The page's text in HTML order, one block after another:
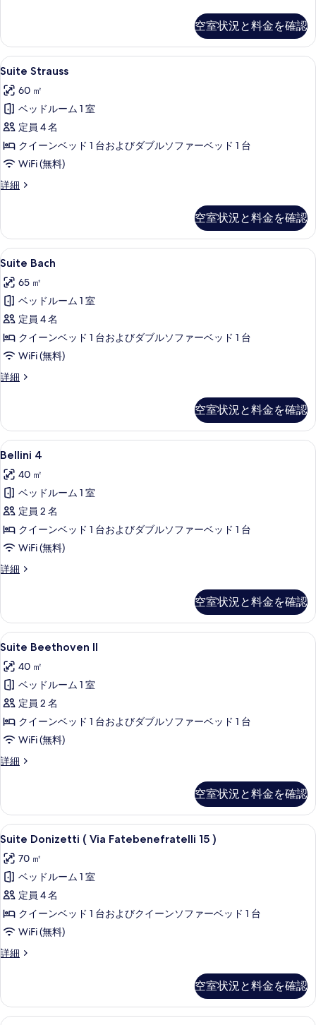
写
真
を
表
示
す
る
II
の
詳
空室状況と料金を確認
Suite
Strauss
の
す
べ
て
の
写
表
示
す
る
Suite Strauss | 高級寝具、ミニバー
6
Suite Strauss
60 ㎡
ベッドルーム 1 室
定員 4 名
クイーンベッド 1 台およびダブルソファーベッド 1 台
WiFi (無料)
詳細
Suite
細
空室状況と料金を確認
Suite
Bach
の
す
べ
て
の
写
表
示
す
る
Suite Bach | 高級寝具、ミニバー、
6
Suite Bach
65 ㎡
ベッドルーム 1 室
定員 4 名
クイーンベッド 1 台およびダブルソファーベッド 1 台
WiFi (無料)
詳細
Suite
細
空室状況と料金を確認
Bellini
4
の
す
べ
て
の
写
表
示
す
る
Bellini 4 | 専用キッチン | エスプレッ
6
Bellini 4
40 ㎡
ベッドルーム 1 室
定員 2 名
クイーンベッド 1 台およびダブルソファーベッド 1 台
WiFi (無料)
詳細
Bellini
細
空室状況と料金を確認
Suite
Beethoven
II
の
す
べ
て
の
を
表
示
す
る
Suite Beethoven II | 高級寝具、ミニ
5
Suite Beethoven II
40 ㎡
ベッドルーム 1 室
定員 2 名
クイーンベッド 1 台およびダブルソファーベッド 1 台
WiFi (無料)
詳細
Suite
詳
細
空室状況と料金を確認
Suite
Donizetti
(
Via
Fatebenefratelli
15
)
の
て
の
Suite Donizetti ( Via Fatebenefratelli
17
Suite Donizetti ( Via Fatebenefratelli 15 )
70 ㎡
ベッドルーム 1 室
定員 4 名
クイーンベッド 1 台およびクイーンソファーベッド 1 台
WiFi (無料)
詳細
Suite
Fatebenefratelli
15
空室状況と料金を確認
Suite Toscanini IV | リビング エリア